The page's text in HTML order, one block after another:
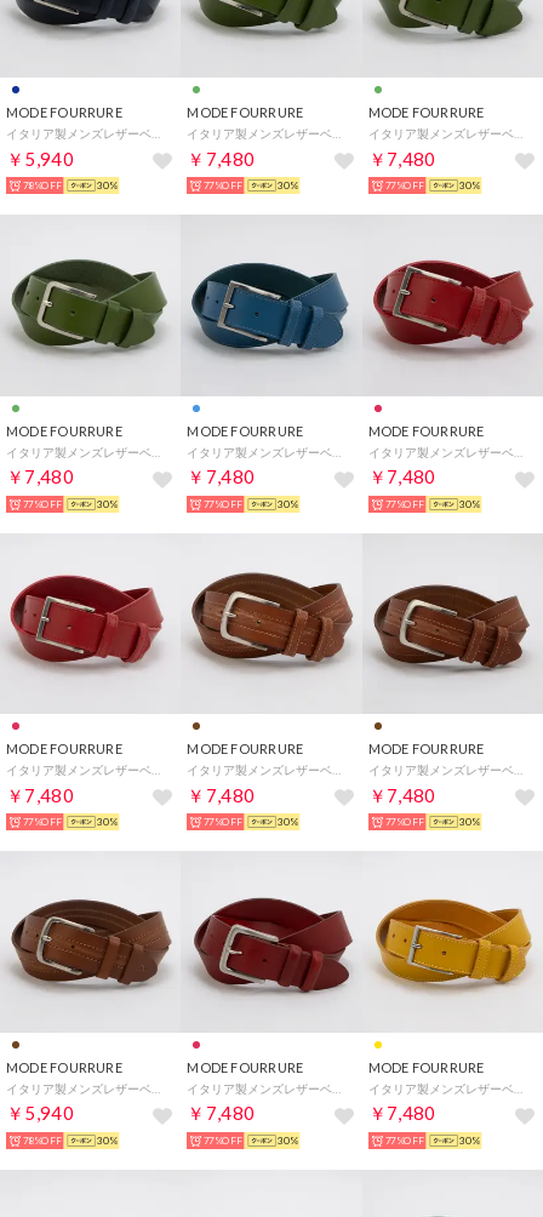
MODE FOURRURE
￥5,940
78%OFF 30%
MODE FOURRURE
￥7,480
77%OFF 30%
MODE FOURRURE
イタリア製メンズレザーベルト （グリーン）
￥7,480
77%OFF 30%
MODE FOURRURE
￥7,480
77%OFF 30%
MODE FOURRURE
￥7,480
77%OFF 30%
MODE FOURRURE
イタリア製メンズレザーベルト （レッド）
￥7,480
77%OFF 30%
MODE FOURRURE
イタリア製メンズレザーベルト （レッド）
￥7,480
77%OFF 30%
MODE FOURRURE
イタリア製メンズレザーベルト （ブラウン）
￥7,480
77%OFF 30%
MODE FOURRURE
イタリア製メンズレザーベルト （ブラウン）
￥7,480
77%OFF 30%
MODE FOURRURE
￥5,940
78%OFF 30%
MODE FOURRURE
￥7,480
77%OFF 30%
MODE FOURRURE
イタリア製メンズレザーベルト （イエロー）
￥7,480
77%OFF 30%